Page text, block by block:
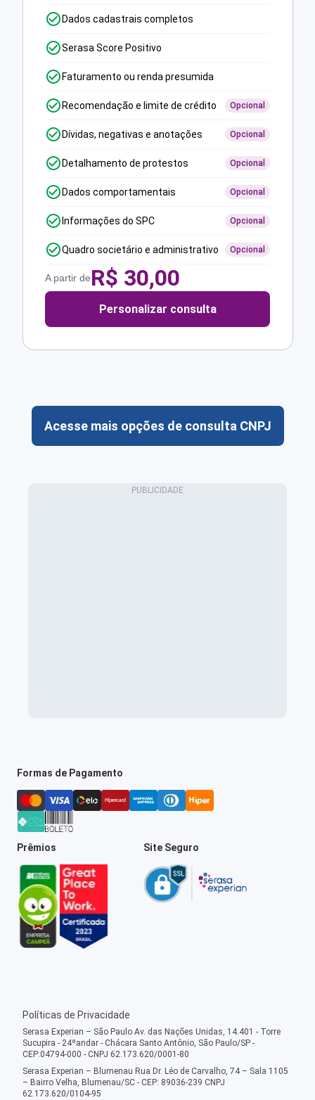
Dados cadastrais completos
Serasa Score Positivo
Faturamento ou renda presumida
Recomendação e limite de crédito Opcional
Dívidas, negativas e anotações Opcional
Detalhamento de protestos Opcional
Dados comportamentais Opcional
Informações do SPC Opcional
Quadro societário e administrativo Opcional
A partir deR$ 30,00
Personalizar consulta
Acesse mais opções de consulta CNPJ
Formas de Pagamento
Prêmios Site Seguro
Políticas de Privacidade
Serasa Experian – São Paulo Av. das Nações Unidas, 14.401 - Torre
Sucupira - 24ºandar - Chácara Santo Antônio, São Paulo/SP -
CEP:04794-000 - CNPJ 62.173.620/0001-80
Serasa Experian – Blumenau Rua Dr. Léo de Carvalho, 74 – Sala 1105
– Bairro Velha, Blumenau/SC - CEP: 89036-239 CNPJ
62.173.620/0104-95